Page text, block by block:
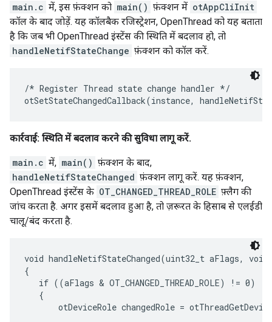
main.c में, इस फ़ंक्शन को main() फ़ंक्शन में otAppCliInit
कॉल के बाद जोड़ें. यह कॉलबैक रजिस्ट्रेशन, OpenThread को यह बताता
है कि जब भी OpenThread इंस्टेंस की स्थिति में बदलाव हो, तो
handleNetifStateChange फ़ंक्शन को कॉल करें.
/* Register Thread state change handler */
कार्रवाई: स्थिति में बदलाव करने की सुविधा लागू करें.
main.c में, main() फ़ंक्शन के बाद,
handleNetifStateChanged फ़ंक्शन लागू करें. यह फ़ंक्शन,
OpenThread इंस्टेंस के OT_CHANGED_THREAD_ROLE फ़्लैग की
जांच करता है. अगर इसमें बदलाव हुआ है, तो ज़रूरत के हिसाब से एलईडी
चालू/बंद करता है.
void handleNetifStateChanged(uint32_t aFlags,
{
   if ((aFlags & OT_CHANGED_THREAD_ROLE) != 0)
   {
otDeviceRole changedRole =